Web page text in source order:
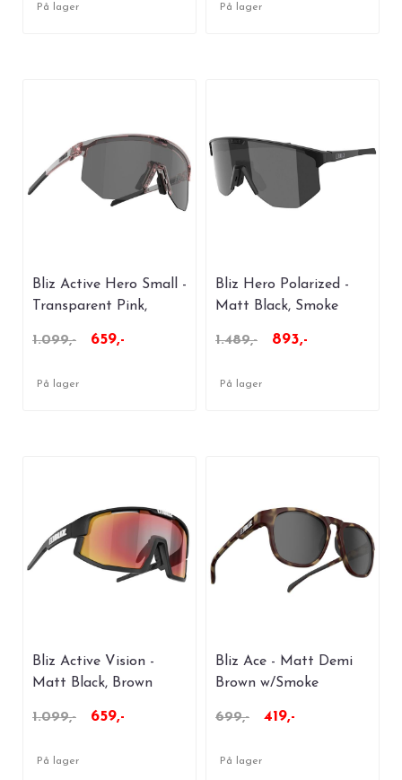
På lager På lager
Bliz Active Hero Small -
Transparent Pink,
1.099,-
659,-
På lager
Bliz Hero Polarized -
Matt Black, Smoke
1.489,-
893,-
På lager
Bliz Active Vision -
Matt Black, Brown
1.099,-
659,-
På lager
Bliz Ace - Matt Demi
Brown w/Smoke
699,- 419,-
På lager